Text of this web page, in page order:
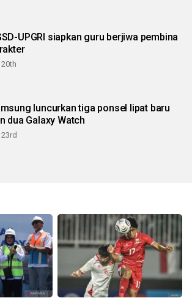
UPGRI siapkan guru berjiwa pembina
luncurkan tiga ponsel lipat baru
dua Galaxy Watch